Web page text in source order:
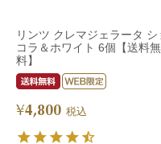
リンツ クレマジェラータ シ
コラ＆ホワイト 6個【送料無
料】
¥4,800 税込